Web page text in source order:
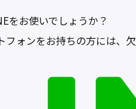
e
n
a
e
をお使いでしょうか？
フォンをお持ちの方には、